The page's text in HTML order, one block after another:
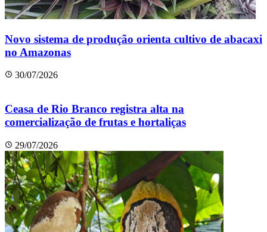
Novo sistema de produção orienta cultivo de abacaxi
no Amazonas
30/07/2026
Ceasa de Rio Branco registra alta na
comercialização de frutas e hortaliças
29/07/2026